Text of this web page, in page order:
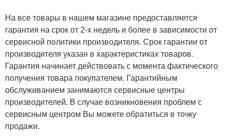
На все товары в нашем магазине предоставляется
гарантия на срок от 2-х недель и более в зависимости от
сервисной политики производителя. Срок гарантии от
производителя указан в характеристиках товаров.
Гарантия начинает действовать с момента фактического
получения товара покупателем. Гарантийным
обслуживанием занимаются сервисные центры
производителей. В случае возникновения проблем с
сервисным центром Вы можете обратиться в точку
продажи.